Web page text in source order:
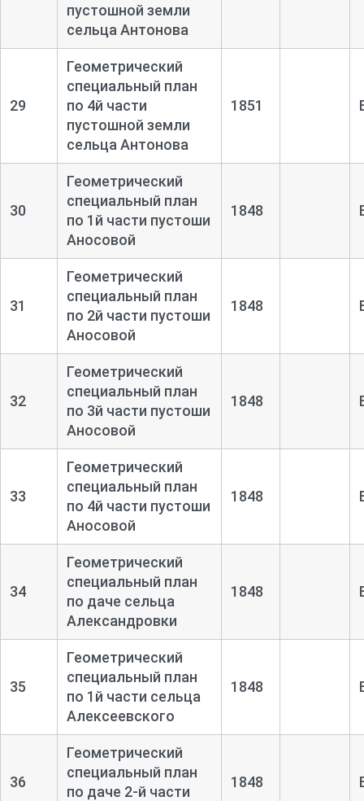
пустошной земли
сельца Антонова
29
Геометрический
специальный план
по 4й части
пустошной земли
сельца Антонова
1851
30
Геометрический
специальный план
по 1й части пустоши
Аносовой
1848
31
Геометрический
специальный план
по 2й части пустоши
Аносовой
1848
32
Геометрический
специальный план
по 3й части пустоши
Аносовой
1848
33
Геометрический
специальный план
по 4й части пустоши
Аносовой
1848
34
Геометрический
специальный план
по даче сельца
Александровки
1848
35
Геометрический
специальный план
по 1й части сельца
Алексеевского
1848
36
Геометрический
специальный план
по даче 2-й части
1848